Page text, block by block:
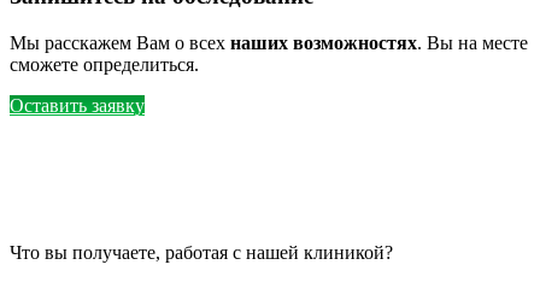
Мы расскажем Вам о всех наших возможностях. Вы на месте
сможете определиться.
Оставить заявку
Что вы получаете, работая с нашей клиникой?